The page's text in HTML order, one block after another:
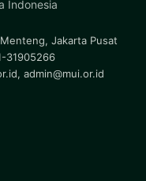
Indonesia
Jakarta Pusat
31905266
, admin@mui.or.id